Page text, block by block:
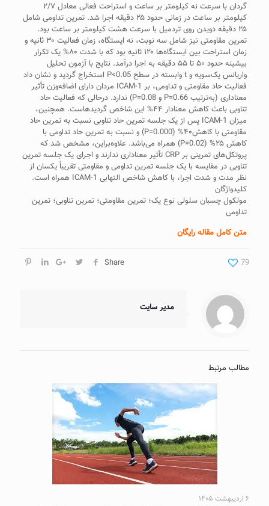
گردان با سرعت نه کیلومتر بر ساعت و استراحت فعالی معادل ۲/۷
کیلومتر بر ساعت در زمانی حدود ۲۵ دقیقه اجرا شد. تمرین تداومی شامل
۲۵ دقیقه دویدن روی تردمیل با سرعت هشت کیلومتر بر ساعت بود.
تمرین مقاومتی نیز شامل سه نوبت، نه ایستگاه، زمان فعالیت ۳۰ ثانیه و
زمان استراحت بین ایستگاه‌ها ۱۲۰ ثانیه بود که با شدت ۸۰% یک تکرار
بیشینه حدود ۵۰ تا ۵۵ دقیقه به اجرا درآمد. نتایج با آزمون تحلیل
واریانس یک‌سویه و t وابسته در سطح P<0.05 استخراج گردید و نشان داد
فعالیت حاد مقاومتی و تداومی، بر ICAM-1 مردان دارای اضافه‌وزن تأثیر
معناداری (به‌ترتیب P=0.66 و P=0.08) ندارد. در‌حالی که فعالیت حاد
تناوبی باعث کاهش معنادار ۴۴% این شاخص گردیده­است. همچنین،
میزان ICAM-1 پس از یک جلسه تمرین حاد تناوبی نسبت به تمرین حاد
مقاومتی با کاهش۴۰% (P=0.000) و نسبت به تمرین حاد تداومی با
کاهش ۲۵% (P=0.02) همراه می‌باشد. علاوه‌براین، مشخص شد که
پروتکل‌های تمرینی بر CRP تأثیر معناداری ندارند و اجرای یک جلسه تمرین
تناوبی در مقایسه با یک جلسه تمرین تداومی و مقاومتی تقریباً یکسان از
نظر مدت و شدت اجرا، با کاهش شاخص التهابی ICAM-1 همراه است.
کلیدواژگان
مولکول چسبان سلولی نوع یک؛ تمرین مقاومتی؛ تمرین تناوبی؛ تمرین
تداومی
متن کامل مقاله رایگان
Share 79
مدیر سایت
مطالب مرتبط
۶ اردیبهشت ۱۴۰۵